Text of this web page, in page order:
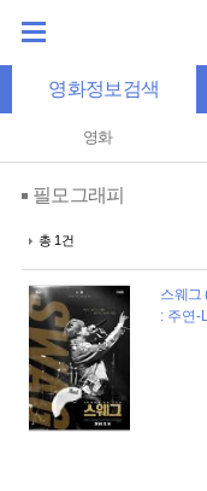
영화정보검색
영화
필모그래피
총 1건
스웨그
: 주연-